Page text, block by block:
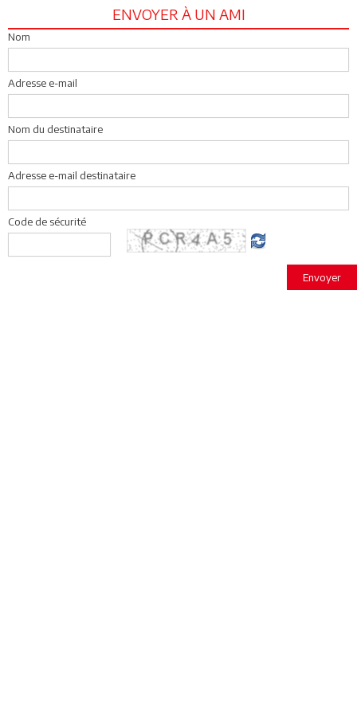
ENVOYER À UN AMI
Nom
Adresse e-mail
Nom du destinataire
Adresse e-mail destinataire
Code de sécurité
Envoyer